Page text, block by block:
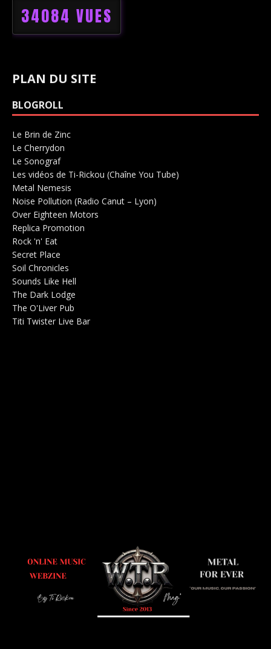
34084 VUES
PLAN DU SITE
BLOGROLL
Le Brin de Zinc
Le Cherrydon
Le SonografSalle de concerts 0
Les vidéos de Ti-Rickou (Chaîne You Tube)
Metal Nemesis
Noise Pollution (Radio Canut – Lyon)
Over Eighteen Motors
Replica Promotion
Rock 'n' Eat
Secret Place
Soil Chronicles
Sounds Like Hell
The Dark Lodge
The O'Liver Pub
Titi Twister Live Bar